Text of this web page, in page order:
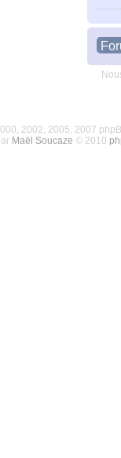
2002, 2005, 2007
Maël Soucaze © 2010